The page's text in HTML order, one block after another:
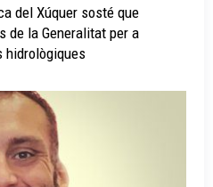
del Xúquer sosté que
de la Generalitat per a
hidrològiques